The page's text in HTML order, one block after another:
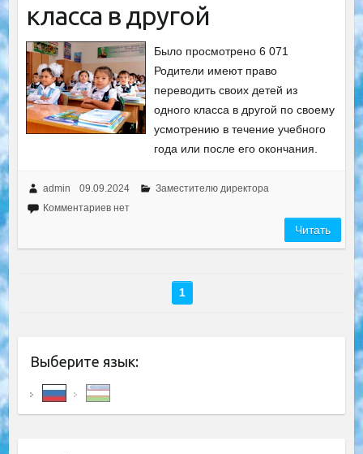
класса в другой
Было просмотрено 6 071
Родители имеют право
переводить своих детей из
одного класса в другой по своему
усмотрению в течение учебного
года или после его окончания.
admin 09.09.2024
Заместителю директора
Комментариев нет
Читать
1
Выберите язык: